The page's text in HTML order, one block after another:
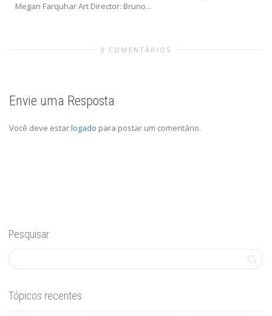
Megan Farquhar Art Director: Bruno...
0 COMENTÁRIOS
Envie uma Resposta
Você deve estarlogado para postar um comentário.
Pesquisar
Tópicos recentes